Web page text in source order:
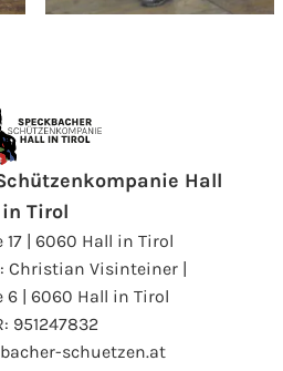
Hall
in Tirol
17 | 6060 Hall in Tirol
Christian Visinteiner |
6 | 6060 Hall in Tirol
951247832
schuetzen.at